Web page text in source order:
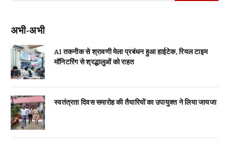
अभी-अभी
AI तकनीक से श्रावणी मेला प्रबंधन हुआ हाईटेक, रियल टाइम
मॉनिटरिंग से श्रद्धालुओं को राहत
स्वतंत्रता दिवस समारोह की तैयारियों का उपायुक्त ने लिया जायजा